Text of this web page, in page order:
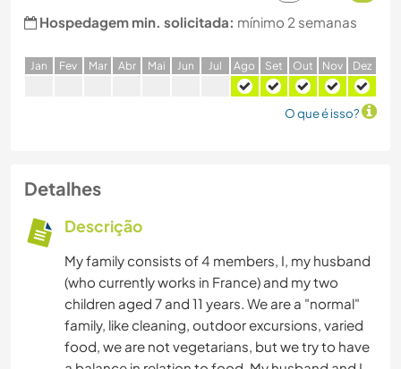
Hospedagem min. solicitada: mínimo 2 semanas
Jan Fev Mar Abr Mai Jun Jul Ago Set Out Nov Dez
O que é isso?
Detalhes
Descrição
My family consists of 4 members, I, my husband
(who currently works in France) and my two
children aged 7 and 11 years. We are a "normal"
family, like cleaning, outdoor excursions, varied
food, we are not vegetarians, but we try to have